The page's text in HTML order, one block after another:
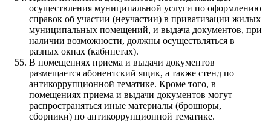
осуществления муниципальной услуги по оформлению
справок об участии (неучастии) в приватизации жилых
муниципальных помещений, и выдача документов, при
наличии возможности, должны осуществляться в
разных окнах (кабинетах).
В помещениях приема и выдачи документов
размещается абонентский ящик, а также стенд по
антикоррупционной тематике. Кроме того, в
помещениях приема и выдачи документов могут
распространяться иные материалы (брошюры,
сборники) по антикоррупционной тематике.